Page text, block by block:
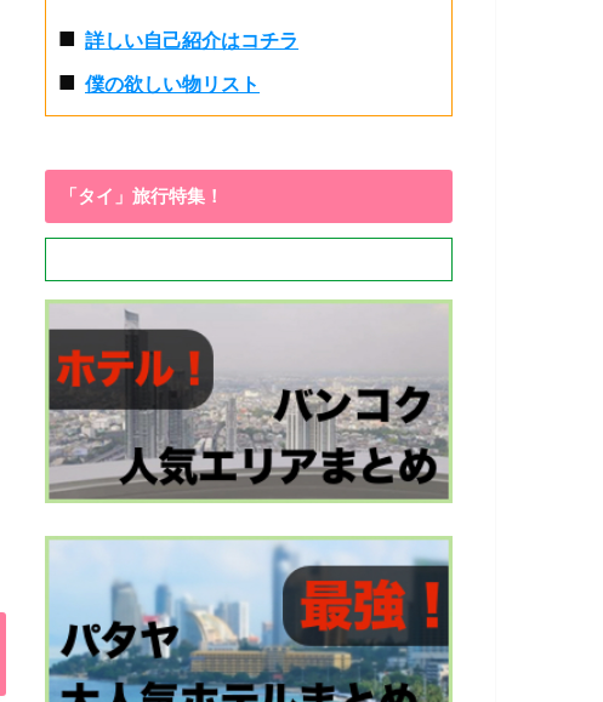
■ 詳しい自己紹介はコチラ
■ 僕の欲しい物リスト
「タイ」旅行特集！